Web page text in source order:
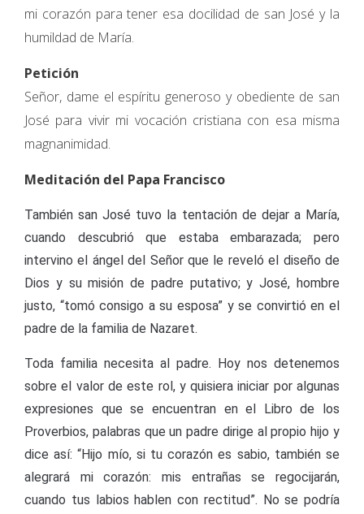
mi corazón para tener esa docilidad de san José y la
humildad de María.
Petición
Señor, dame el espíritu generoso y obediente de san
José para vivir mi vocación cristiana con esa misma
magnanimidad.
Meditación del Papa Francisco
También san José tuvo la tentación de dejar a María,
cuando descubrió que estaba embarazada; pero
intervino el ángel del Señor que le reveló el diseño de
Dios y su misión de padre putativo; y José, hombre
justo, “tomó consigo a su esposa” y se convirtió en el
padre de la familia de Nazaret.
Toda familia necesita al padre. Hoy nos detenemos
sobre el valor de este rol, y quisiera iniciar por algunas
expresiones que se encuentran en el Libro de los
Proverbios, palabras que un padre dirige al propio hijo y
dice así: “Hijo mío, si tu corazón es sabio, también se
alegrará mi corazón: mis entrañas se regocijarán,
cuando tus labios hablen con rectitud”. No se podría